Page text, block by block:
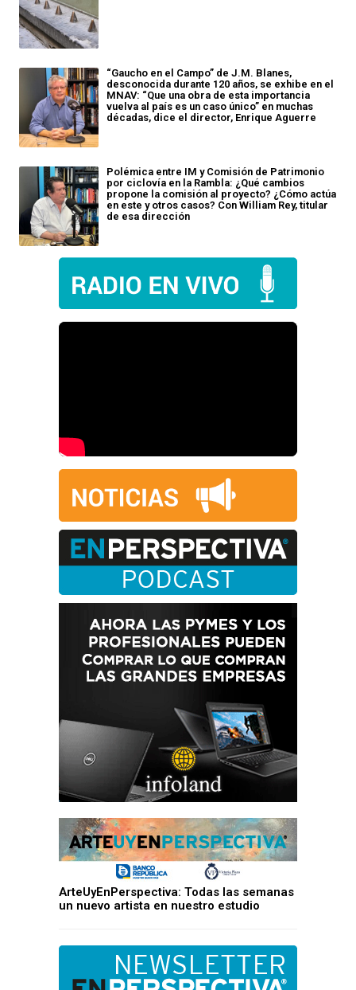
“Gaucho en el Campo” de J.M. Blanes,
desconocida durante 120 años, se exhibe en el
MNAV: “Que una obra de esta importancia
vuelva al país es un caso único” en muchas
décadas, dice el director, Enrique Aguerre
Polémica entre IM y Comisión de Patrimonio
por ciclovía en la Rambla: ¿Qué cambios
propone la comisión al proyecto? ¿Cómo actúa
en este y otros casos? Con William Rey, titular
de esa dirección
ArteUyEnPerspectiva: Todas las semanas
un nuevo artista en nuestro estudio